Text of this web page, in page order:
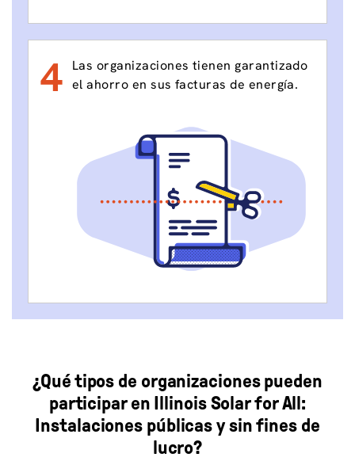
4
Las organizaciones tienen garantizado
el ahorro en sus facturas de energía.
¿Qué tipos de organizaciones pueden
participar en Illinois Solar for All:
Instalaciones públicas y sin fines de
lucro?